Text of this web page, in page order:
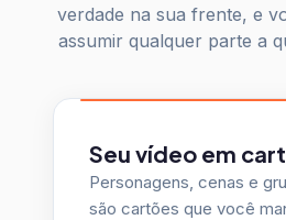
assumir qualquer parte a
Personagens, cenas e
são cartões que você
diretamente — regenere